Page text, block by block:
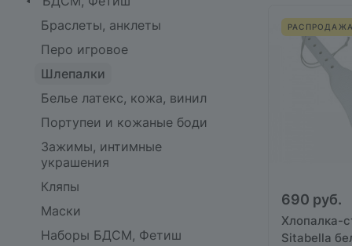
РАСПРОДАЖА
690 руб.
Хлопалка-
Sitabella
Браслеты, анклеты
Перо игровое
Шлепалки
Белье латекс, кожа, винил
Портупеи и кожаные боди
Зажимы, интимные
украшения
Кляпы
Маски
Наборы БДСМ, Фетиш